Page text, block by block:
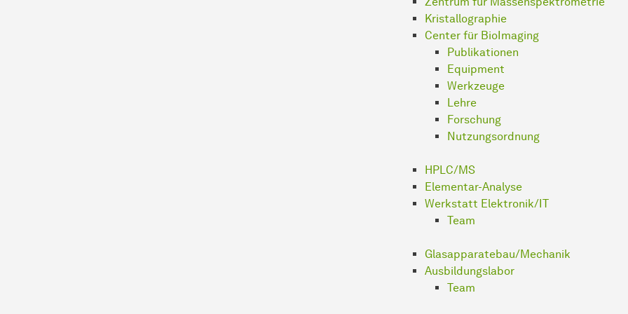
Kristallographie
Center für BioImaging
Publikationen
Equipment
Werkzeuge
Lehre
Forschung
Nutzungsordnung
HPLC/MS
Elementar-Analyse
Werk­statt Elektronik/IT
Team
Glasapparatebau/Mechanik
Ausbildungslabor
Team